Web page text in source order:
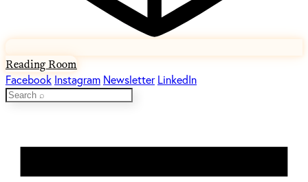
Reading Room
Facebook Instagram Newsletter LinkedIn